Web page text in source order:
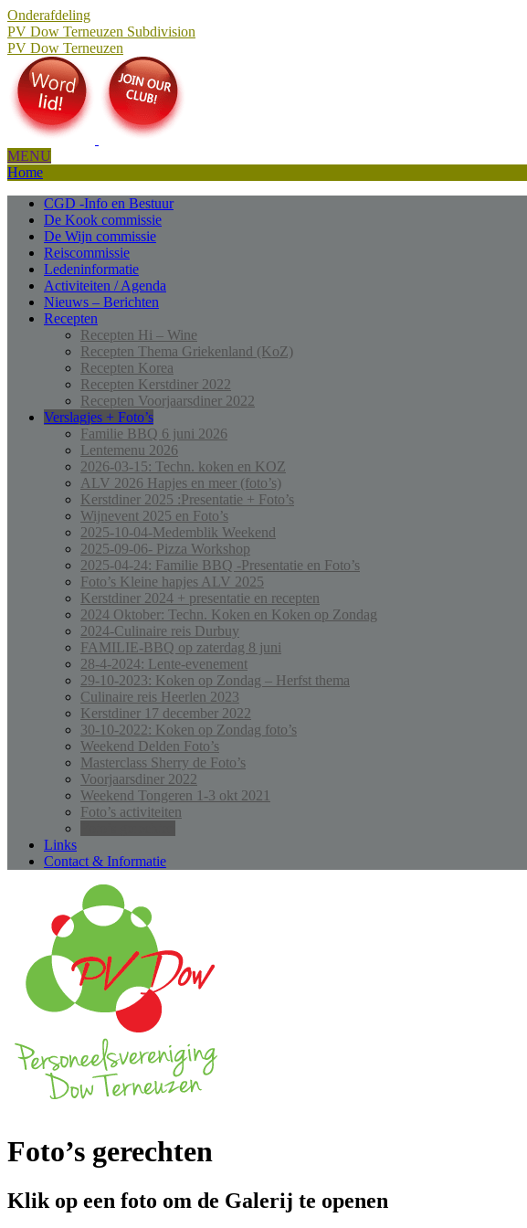
Onderafdeling
PV Dow Terneuzen Subdivision
PV Dow Terneuzen
MENU
Home
CGD -Info en Bestuur
De Kook commissie
De Wijn commissie
Reiscommissie
Ledeninformatie
Activiteiten / Agenda
Nieuws – Berichten
Recepten
Recepten Hi – Wine
Recepten Thema Griekenland (KoZ)
Recepten Korea
Recepten Kerstdiner 2022
Recepten Voorjaarsdiner 2022
Verslagjes + Foto’s
Familie BBQ 6 juni 2026
Lentemenu 2026
2026-03-15: Techn. koken en KOZ
ALV 2026 Hapjes en meer (foto’s)
Kerstdiner 2025 :Presentatie + Foto’s
Wijnevent 2025 en Foto’s
2025-10-04-Medemblik Weekend
2025-09-06- Pizza Workshop
2025-04-24: Familie BBQ -Presentatie en Foto’s
Foto’s Kleine hapjes ALV 2025
Kerstdiner 2024 + presentatie en recepten
2024 Oktober: Techn. Koken en Koken op Zondag
2024-Culinaire reis Durbuy
FAMILIE-BBQ op zaterdag 8 juni
28-4-2024: Lente-evenement
29-10-2023: Koken op Zondag – Herfst thema
Culinaire reis Heerlen 2023
Kerstdiner 17 december 2022
30-10-2022: Koken op Zondag foto’s
Weekend Delden Foto’s
Masterclass Sherry de Foto’s
Voorjaarsdiner 2022
Weekend Tongeren 1-3 okt 2021
Foto’s activiteiten
Links
Contact & Informatie
Foto’s gerechten
Klik op een foto om de Galerij te openen